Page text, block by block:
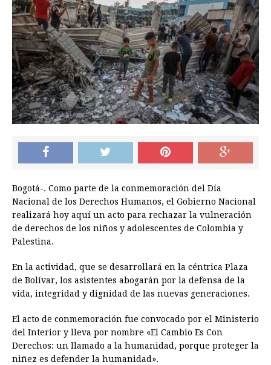
Bogotá-. Como parte de la conmemoración del Día
Nacional de los Derechos Humanos, el Gobierno Nacional
realizará hoy aquí un acto para rechazar la vulneración
de derechos de los niños y adolescentes de Colombia y
Palestina.
En la actividad, que se desarrollará en la céntrica Plaza
de Bolívar, los asistentes abogarán por la defensa de la
vida, integridad y dignidad de las nuevas generaciones.
El acto de conmemoración fue convocado por el Ministerio
del Interior y lleva por nombre «El Cambio Es Con
Derechos: un llamado a la humanidad, porque proteger la
niñez es defender la humanidad».